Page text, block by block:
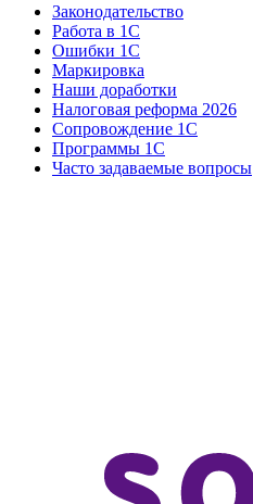
Законодательство
Работа в 1С
Ошибки 1С
Маркировка
Наши доработки
Налоговая реформа 2026
Сопровождение 1С
Программы 1С
Часто задаваемые вопросы